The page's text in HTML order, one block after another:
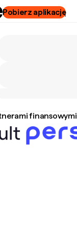
Pobierz aplikację
finansowymi